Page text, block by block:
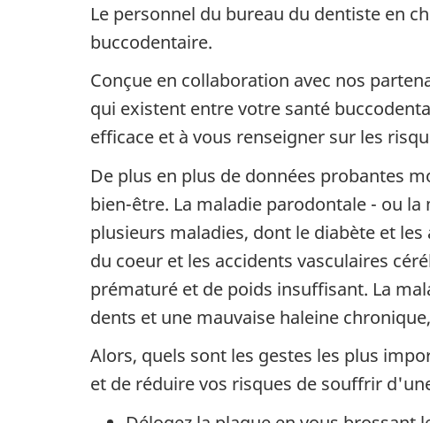
Le personnel du bureau du dentiste en
buccodentaire.
Conçue en collaboration avec nos
qui existent entre votre santé
efficace et à vous renseigner sur les
De plus en plus de données probantes
bien-être. La maladie parodontale - ou
plusieurs maladies, dont le diabète et
du coeur et les accidents vasculaires
prématuré et de poids insuffisant. La
dents et une mauvaise haleine
Alors, quels sont les gestes les plus
et de réduire vos risques de souffrir